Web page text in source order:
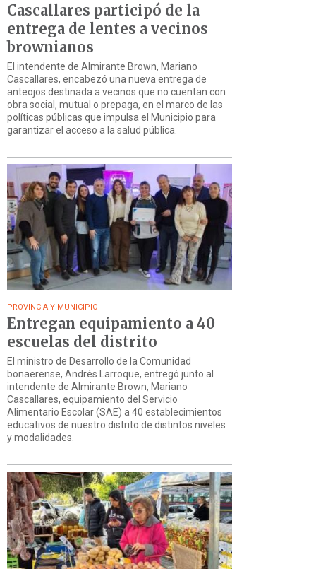
Cascallares participó de la
entrega de lentes a vecinos
brownianos
El intendente de Almirante Brown, Mariano
Cascallares, encabezó una nueva entrega de
anteojos destinada a vecinos que no cuentan con
obra social, mutual o prepaga, en el marco de las
políticas públicas que impulsa el Municipio para
garantizar el acceso a la salud pública.
PROVINCIA Y MUNICIPIO
Entregan equipamiento a 40
escuelas del distrito
El ministro de Desarrollo de la Comunidad
bonaerense, Andrés Larroque, entregó junto al
intendente de Almirante Brown, Mariano
Cascallares, equipamiento del Servicio
Alimentario Escolar (SAE) a 40 establecimientos
educativos de nuestro distrito de distintos niveles
y modalidades.